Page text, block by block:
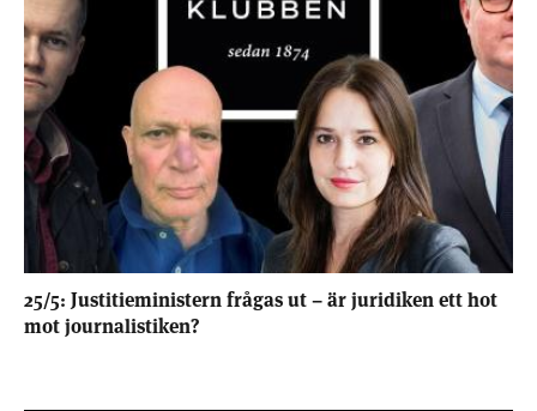
25/5: Justitieministern frågas ut – är juridiken ett hot
mot journalistiken?